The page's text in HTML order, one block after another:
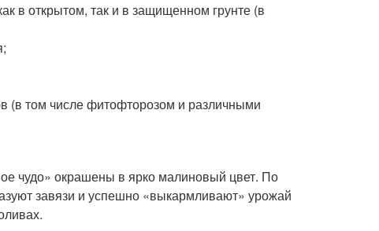
в открытом, так и в защищенном грунте (в
(в том числе фитофторозом и различными
чудо» окрашены в ярко малиновый цвет. По
завязи и успешно «выкармливают» урожай